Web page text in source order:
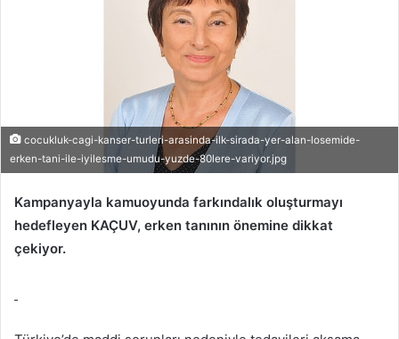
cocukluk-cagi-kanser-turleri-arasinda-ilk-sirada-yer-alan-losemide-
erken-tani-ile-iyilesme-umudu-yuzde-80lere-variyor.jpg
Kampanyayla kamuoyunda farkındalık oluşturmayı
hedefleyen KAÇUV, erken tanının önemine dikkat
çekiyor.